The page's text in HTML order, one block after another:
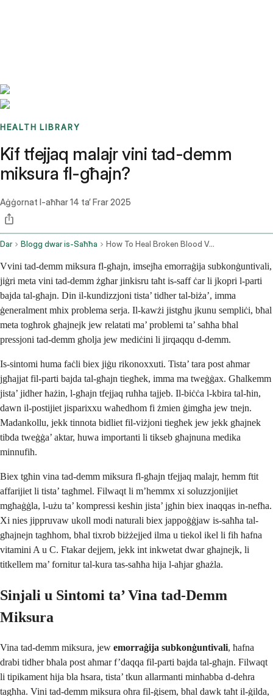
HEALTH LIBRARY
Kif tfejjaq malajr vini tad-demm
miksura fl-għajn?
Aġġornat l-aħħar14 ta’ Frar 2025
Dar Blogg dwar is-Saħħa How To Heal Broken Blood Vessels In The Eye Fast
Vvini tad-demm miksura fl-għajn, imsejħa emorraġija subkonġuntivali,
jiġri meta vini tad-demm żgħar jinkisru taħt is-saff ċar li jkopri l-parti
bajda tal-għajn. Din il-kundizzjoni tista’ tidher tal-biża’, imma
ġeneralment mhix problema serja. Il-kawżi jistgħu jkunu sempliċi, bħal
meta togħrok għajnejk jew relatati ma’ problemi ta’ saħħa bħal
pressjoni tad-demm għolja jew mediċini li jirqaqqu d-demm.
Is-sintomi huma faċli biex jiġu rikonoxxuti. Tista’ tara post aħmar
jgħajjat fil-parti bajda tal-għajn tiegħek, imma ma tweġġax. Għalkemm
jista’ jidher ħażin, l-għajn tfejjaq ruħha tajjeb. Il-biċċa l-kbira tal-ħin,
dawn il-postijiet jisparixxu waħedhom fi żmien ġimgħa jew tnejn.
Madankollu, jekk tinnota bidliet fil-viżjoni tiegħek jew jekk għajnek
tibda tweġġa’ aktar, huwa importanti li tikseb għajnuna medika
minnufih.
Biex tgħin vina tad-demm miksura fl-għajn tfejjaq malajr, hemm ftit
affarijiet li tista’ tagħmel. Filwaqt li m’hemmx xi soluzzjonijiet
mgħaġġla, l-użu ta’ kompressi kesħin jista’ jgħin biex inaqqas in-nefħa.
Xi nies jippruvaw ukoll modi naturali biex jappoġġjaw is-saħħa tal-
għajnejn tagħhom, bħal tixrob biżżejjed ilma u tiekol ikel li fih ħafna
vitamini A u C. Ftakar dejjem, jekk int inkwetat dwar għajnejk, li
titkellem ma’ fornitur tal-kura tas-saħħa hija l-aħjar għażla.
Sinjali u Sintomi ta’ Vina tad-Demm
Miksura
Vina tad-demm miksura, jew emorraġija subkonġuntivali, ħafna
drabi tidher bħala post aħmar f’daqqa fil-parti bajda tal-għajn. Filwaqt
li tipikament hija bla ħsara, tista’ tkun allarmanti minħabba d-dehra
tagħha. Vini tad-demm miksura oħra fil-ġisem, bħal dawk taħt il-ġilda,